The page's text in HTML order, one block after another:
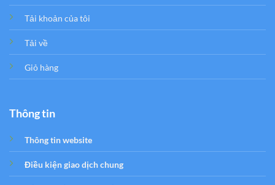
Tải khoản của tôi
Tải về
Giỏ hàng
Thông tin
Thông tin website
Điều kiện giao dịch chung